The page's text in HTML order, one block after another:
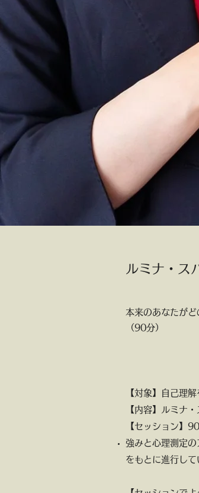
ルミナ・ス
本来のあなたが
（90分）
【対象】自己理
【内容】ルミナ
【セッション】
強みと心理測定
をもとに進行して